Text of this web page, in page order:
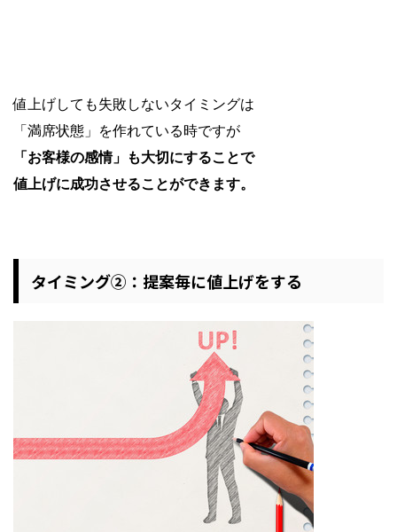
値上げしても失敗しないタイミングは
「満席状態」を作れている時ですが
「お客様の感情」も大切にすることで
値上げに成功させることができます。
タイミング②：提案毎に値上げをする